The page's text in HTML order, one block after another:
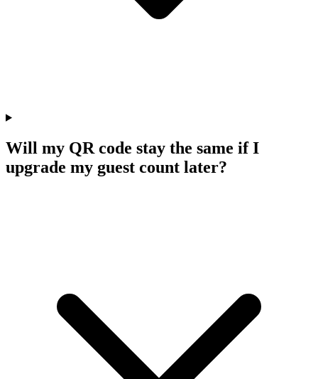
Will my QR code stay the same if I
upgrade my guest count later?